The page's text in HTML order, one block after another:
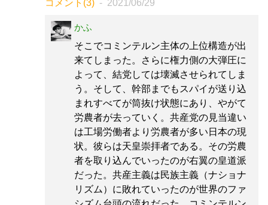
コメント(3) 2021/06/29
かふ
そこでコミンテルン主体の上位構造が出
来てしまった。さらに権力側の大弾圧に
よって、結党しては壊滅させられてしま
う。そして、幹部までもスパイが送り込
まれすべてが筒抜け状態にあり、やがて
労農者が去っていく。共産党の見当違い
は工場労働者より労農者が多い日本の現
状。彼らは天皇崇拝者である。その労農
者を取り込んでいったのが右翼の皇道派
だった。共産主義は民族主義（ナショナ
リズム）に敗れていったのが世界のファ